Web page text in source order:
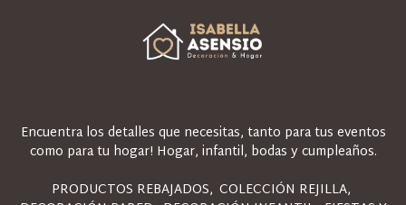
Encuentra los detalles que necesitas, tanto para tus eventos
como para tu hogar! Hogar, infantil, bodas y cumpleaños.
PRODUCTOS REBAJADOS COLECCIÓN REJILLA